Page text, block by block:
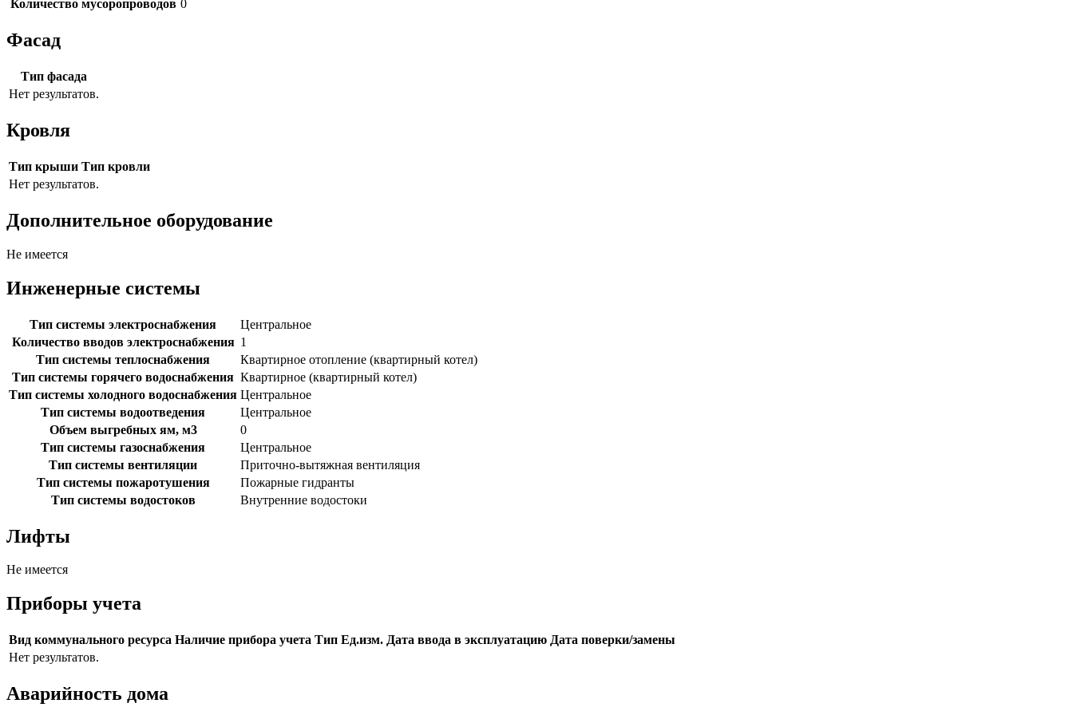
Количество мусоропроводов 0
Фасад
Тип фасада
Нет результатов.
Кровля
Тип крыши Тип кровли
Нет результатов.
Дополнительное оборудование
Не имеется
Инженерные системы
Тип системы электроснабжения
Центральное
Количество вводов электроснабжения 1
Тип системы теплоснабжения
Квартирное отопление (квартирный котел)
Тип системы горячего водоснабжения Квартирное (квартирный котел)
Тип системы холодного водоснабжения Центральное
Тип системы водоотведения
Центральное
Объем выгребных ям, м3
0
Тип системы газоснабжения
Центральное
Тип системы вентиляции
Приточно-вытяжная вентиляция
Тип системы пожаротушения
Пожарные гидранты
Тип системы водостоков
Внутренние водостоки
Лифты
Не имеется
Приборы учета
Вид коммунального ресурса Наличие прибора учета Тип Ед.изм. Дата ввода в эксплуатацию Дата поверки/замены
Нет результатов.
Аварийность дома